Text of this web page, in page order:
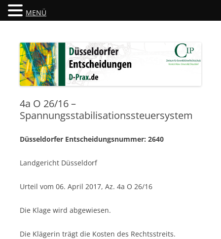
Düsseldorfer Entscheidungen
4a O 26/16 –
Spannungsstabilisationssteuersystem
Düsseldorfer Entscheidungsnummer: 2640
Landgericht Düsseldorf
Urteil vom 06. April 2017, Az. 4a O 26/16
Die Klage wird abgewiesen.
Die Klägerin trägt die Kosten des Rechtsstreits.
MENÜ